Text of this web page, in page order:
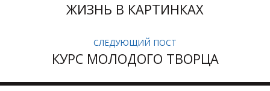
ЖИЗНЬ В КАРТИНКАХ
СЛЕДУЮЩИЙ ПОСТ
КУРС МОЛОДОГО ТВОРЦА